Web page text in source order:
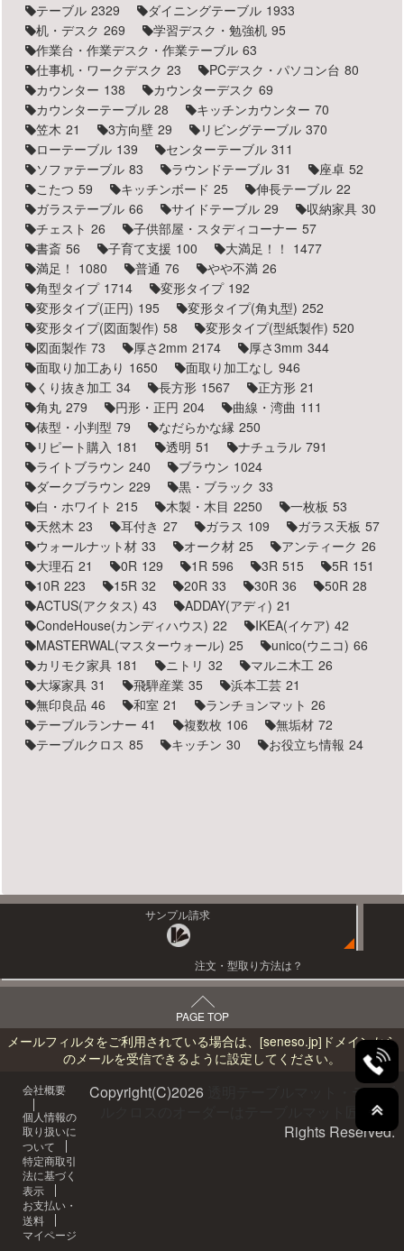
テーブル 2329 ダイニングテーブル 1933
机・デスク 269 学習デスク・勉強机 95
作業台・作業デスク・作業テーブル 63
仕事机・ワークデスク 23 PCデスク・パソコン台 80
カウンター 138 カウンターデスク 69
カウンターテーブル 28 キッチンカウンター 70
笠木 21 3方向壁 29 リビングテーブル 370
ローテーブル 139 センターテーブル 311
ソファテーブル 83 ラウンドテーブル 31 座卓 52
こたつ 59 キッチンボード 25 伸長テーブル 22
ガラステーブル 66 サイドテーブル 29 収納家具 30
チェスト 26 子供部屋・スタディコーナー 57
書斎 56 子育て支援 100 大満足！！ 1477
満足！ 1080 普通 76 やや不満 26
角型タイプ 1714 変形タイプ 192
変形タイプ(正円) 195 変形タイプ(角丸型) 252
変形タイプ(図面製作) 58 変形タイプ(型紙製作) 520
図面製作 73 厚さ2mm 2174 厚さ3mm 344
面取り加工あり 1650 面取り加工なし 946
くり抜き加工 34 長方形 1567 正方形 21
角丸 279 円形・正円 204 曲線・湾曲 111
俵型・小判型 79 なだらかな縁 250
リピート購入 181 透明 51 ナチュラル 791
ライトブラウン 240 ブラウン 1024
ダークブラウン 229 黒・ブラック 33
白・ホワイト 215 木製・木目 2250 一枚板 53
天然木 23 耳付き 27 ガラス 109 ガラス天板 57
ウォールナット材 33 オーク材 25 アンティーク 26
大理石 21 0R 129 1R 596 3R 515 5R 151
10R 223 15R 32 20R 33 30R 36 50R 28
ACTUS(アクタス) 43 ADDAY(アディ) 21
CondeHouse(カンディハウス) 22 IKEA(イケア) 42
MASTERWAL(マスターウォール) 25 unico(ウニコ) 66
カリモク家具 181 ニトリ 32 マルニ木工 26
大塚家具 31 飛騨産業 35 浜本工芸 21
無印良品 46 和室 21 ランチョンマット 26
テーブルランナー 41 複数枚 106 無垢材 72
テーブルクロス 85 キッチン 30 お役立ち情報 24
サンプル請求
注文・型取り方法は？
PAGE TOP
メールフィルタをご利用されている場合は、 [seneso.jp] ドメインから
のメールを受信できるように設定してください。
会社概要
個人情報の
取り扱いに
ついて
特定商取引
法に基づく
表示
お支払い・
送料
マイページ
Copyright(C)2026
透明テーブルマット・テーブ
ルクロスのオーダーはテーブルマット匠へAll
Rights Reserved.